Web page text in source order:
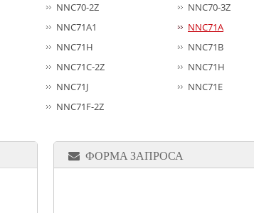
NNC70-2Z
NNC70-3Z
NNC71A1
NNC71A
NNC71H
NNC71B
NNC71C-2Z
NNC71H
NNC71J
NNC71E
NNC71F-2Z
ФОРМА ЗАПРОСА